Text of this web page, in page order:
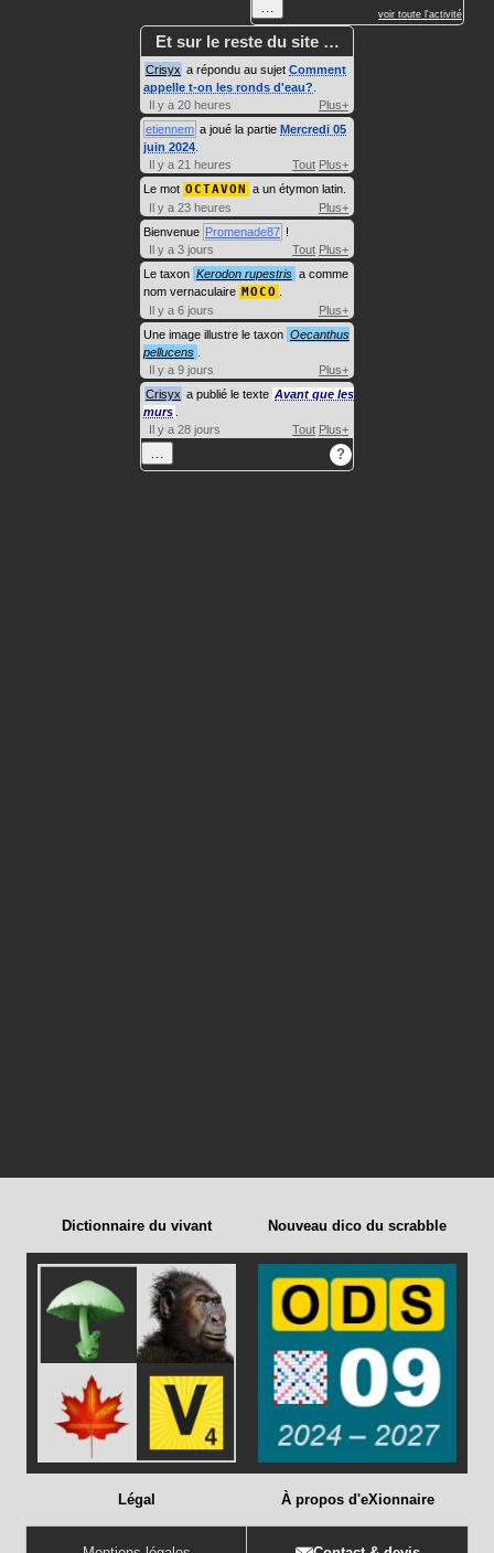
… voir toute l'activité
Et sur le reste du site …
Crisyx a répondu au sujet Comment
appelle t-on les ronds d'eau?
Il y a 20 heures
Plus+
etiennem a joué la partie Mercredi 05
juin 2024
Il y a 21 heures
Tout Plus+
Le mot OCTAVON
a un étymon latin.
Il y a 23 heures
Plus+
Bienvenue Promenade87 !
Il y a 3 jours
Tout Plus+
Le taxon Kerodon rupestris a comme
nom vernaculaire MOCO
Il y a 6 jours
Plus+
Une image illustre le taxon Oecanthus
pellucens
Il y a 9 jours
Plus+
Crisyx a publié le texte Avant que les
murs
Il y a 28 jours
Tout Plus+
… ?
Dictionnaire du vivant Nouveau dico du scrabble
Légal À propos d'eXionnaire